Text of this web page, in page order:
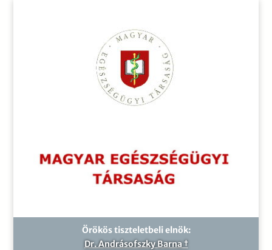
Örökös tiszteletbeli elnök:
Dr. Andrásofszky Barna †